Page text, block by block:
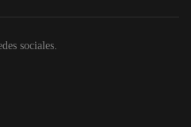
sociales.